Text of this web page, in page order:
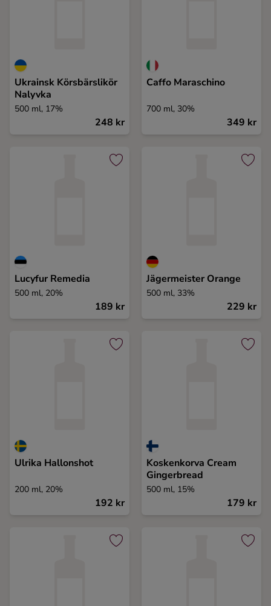
Ukrainsk Körsbärslikör
Nalyvka
500 ml, 17%
248 kr
Caffo Maraschino
700 ml, 30%
349 kr
Lucyfur Remedia
500 ml, 20%
189 kr
Jägermeister Orange
500 ml, 33%
229 kr
Ulrika Hallonshot
200 ml, 20%
192 kr
Koskenkorva Cream
Gingerbread
500 ml, 15%
179 kr